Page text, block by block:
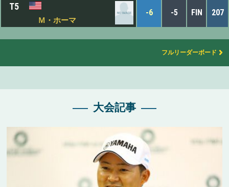
T5
Ｍ・ホーマ
-6 -5 FIN 207
フルリーダーボード
大会記事